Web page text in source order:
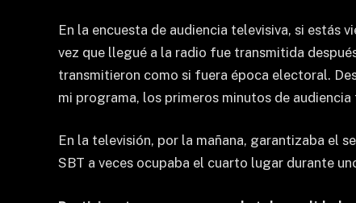
En la encuesta de audiencia televisiva, si estás
vez que llegué a la radio fue transmitida
transmitieron como si fuera época electoral.
mi programa, los primeros minutos de
En la televisión, por la mañana, garantizaba el
SBT a veces ocupaba el cuarto lugar durante